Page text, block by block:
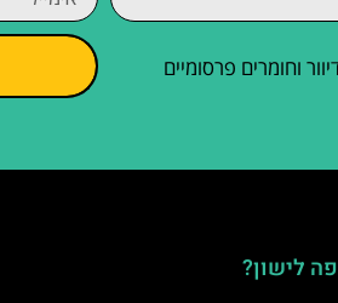
וחומרים פרסומיים
לישון?